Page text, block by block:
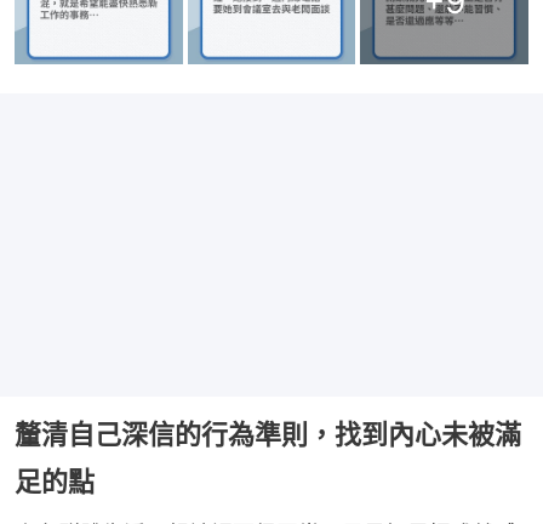
釐清自己深信的行為準則，找到內心未被滿
足的點